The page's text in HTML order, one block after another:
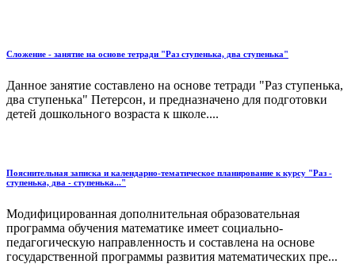
Сложение - занятие на основе тетради "Раз ступенька, два ступенька"
Данное занятие составлено на основе тетради "Раз ступенька,
два ступенька" Петерсон, и предназначено для подготовки
детей дошкольного возраста к школе....
Пояснительная записка и календарно-тематическое планирование к курсу "Раз -
ступенька, два - ступенька..."
Модифицированная дополнительная образовательная
программа обучения математике имеет социально-
педагогическую направленность и составлена на основе
государственной программы развития математических пре...